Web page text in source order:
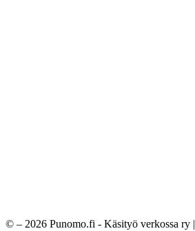
© – 2026 Punomo.fi - Käsityö verkossa ry |